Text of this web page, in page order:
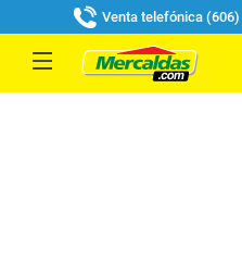
Venta telefónica (606)